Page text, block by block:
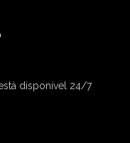
disponível 24/7